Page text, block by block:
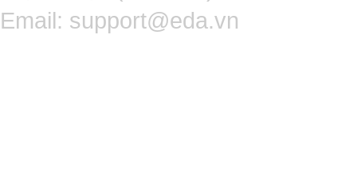
Email: support@eda.vn